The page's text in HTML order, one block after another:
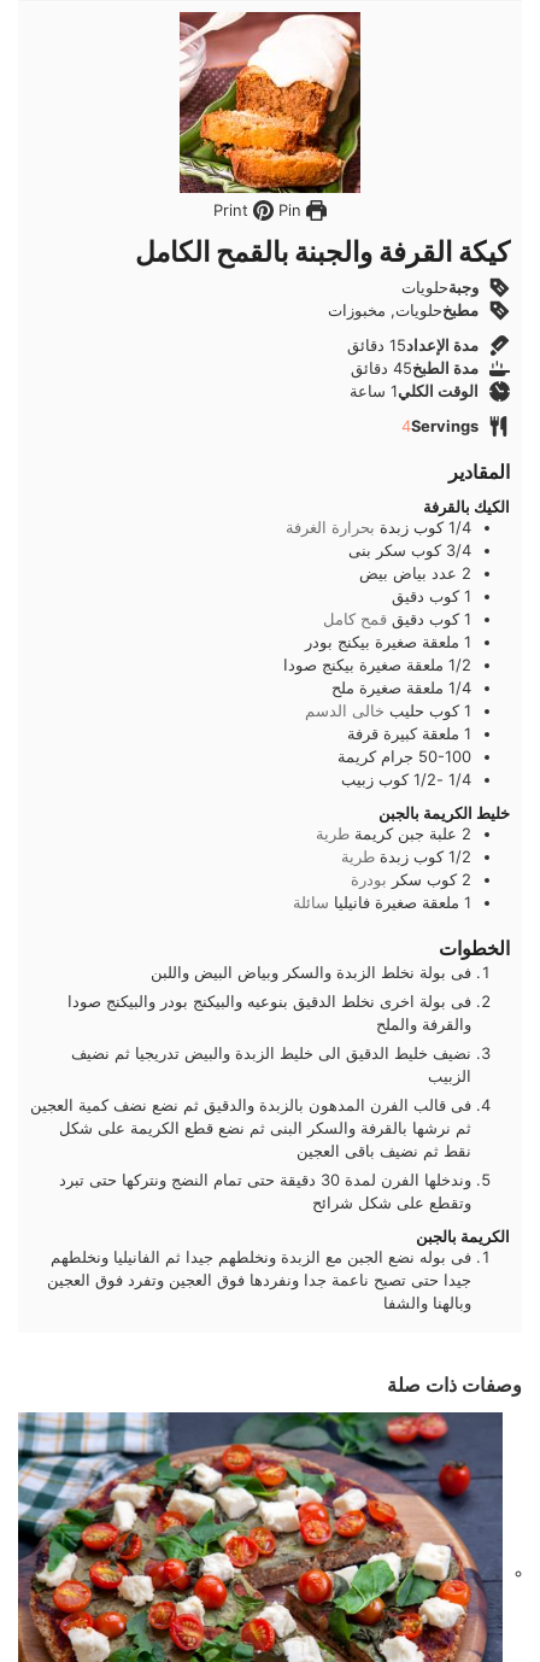
Pin
كيكة القرفة والجبنة بالقمح الكامل
وجبةحلويات
مطبخحلويات, مخبوزات
مدة الإعداد15دقائق
دقائق
مدة الطبخ45دقائق
دقائق
الوقت الكلي1ساعة
ساعة
Servings
4
المقادير
الكيك بالقرفة
1/4 كوب زبدة بحرارة الغرفة
3/4 كوب سكر بنى
2 عدد بياض بيض
1 كوب دقيق
1 كوب دقيق قمح كامل
1 ملعقة صغيرة بيكنج بودر
1/2 ملعقة صغيرة بيكنج صودا
1/4 ملعقة صغيرة ملح
1 كوب حليب خالى الدسم
1 ملعقة كبيرة قرفة
50-100 جرام كريمة
1/4 -1/2
كوب زبيب
خليط الكريمة بالجبن
2 علبة جبن كريمة طرية
1/2 كوب زبدة طرية
2 كوب سكر بودرة
1 ملعقة صغيرة فانيليا سائلة
الخطوات
فى بولة نخلط الزبدة والسكر وبياض البيض واللبن
فى بولة اخرى نخلط الدقيق بنوعيه والبيكنج بودر والبيكنج صودا
والقرفة والملح
نضيف خليط الدقيق الى خليط الزبدة والبيض تدريجيا ثم نضيف
الزبيب
فى قالب الفرن المدهون بالزبدة والدقيق ثم نضع نضف كمية العجين
ثم نرشها بالقرفة والسكر البنى ثم نضع قطع الكريمة على شكل
نقط ثم نضيف باقى العجين
وندخلها الفرن لمدة 30 دقيقة حتى تمام النضج ونتركها حتى تبرد
وتقطع على شكل شرائح
الكريمة بالجبن
فى بوله نضع الجبن مع الزبدة ونخلطهم جيدا ثم الفانيليا ونخلطهم
جيدا حتى تصبح ناعمة جدا ونفردها فوق العجين وتفرد فوق العجين
وبالهنا والشفا
وصفات ذات صلة